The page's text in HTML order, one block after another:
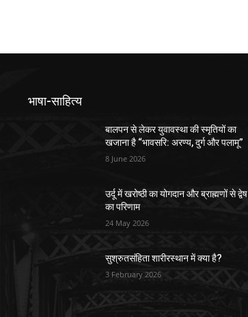
भाषा-साहित्य
बालपन से लेकर युवावस्था की स्मृतियों का
खजाना है “भावसरि: अरण्य, दुर्ग और पलामू”
8 June 2026
उर्दू में खरोष्ठी का योगदान और ब्राह्मणों से द्वेष
का परिणाम
24 May 2026
सुश्रुतसंहिता शारीरस्थान में क्या है?
3 February 2026